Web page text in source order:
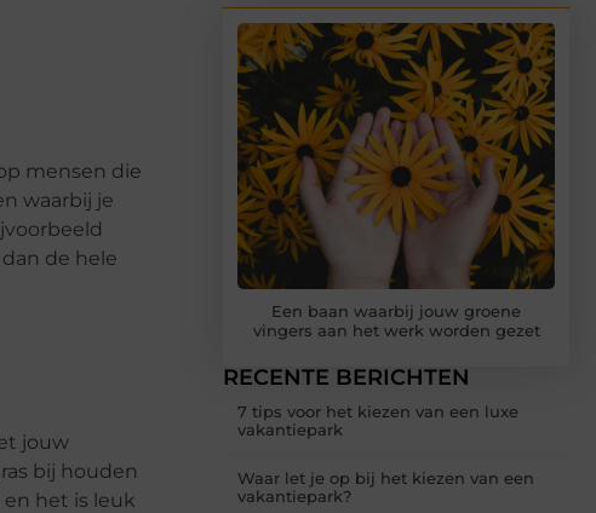
mensen die
waarbij je
de hele
jouw
bij houden
het is leuk
Een baan waarbij jouw groene
vingers aan het werk worden gezet
RECENTE BERICHTEN
7 tips voor het kiezen van een luxe
vakantiepark
Waar let je op bij het kiezen van een
vakantiepark?